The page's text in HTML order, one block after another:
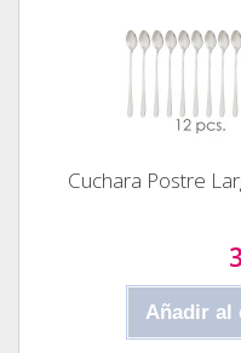
Cuchara Postre
Añadir al